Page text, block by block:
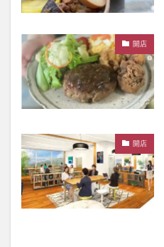
開店
開店